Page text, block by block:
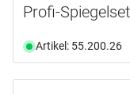
Profi-
Artikel: 55.200.26